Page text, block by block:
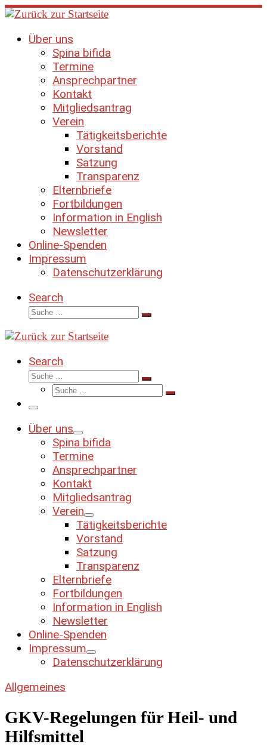
Zum
springenÜber uns
Spina bifida
Termine
Ansprechpartner
Kontakt
Mitgliedsantrag
Verein
Tätigkeitsberichte
Vorstand
Satzung
Transparenz
Elternbriefe
Fortbildungen
Information in English
Newsletter
Online-Spenden
Impressum
Datenschutzerklärung
Search
Suche
Suche
Search
Suche
Suche
Suche
Suche
Menü
Über uns
Spina bifida
Termine
Ansprechpartner
Kontakt
Mitgliedsantrag
Verein
Tätigkeitsberichte
Vorstand
Satzung
Transparenz
Elternbriefe
Fortbildungen
Information in English
Newsletter
Online-Spenden
Impressum
Datenschutzerklärung
Allgemeines
GKV-Regelungen für Heil- und
Hilfsmittel